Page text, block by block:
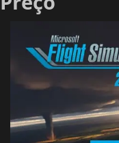
ENTRAR OU REGISTAR